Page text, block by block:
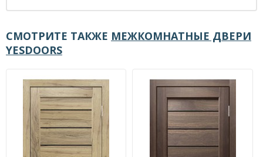
СМОТРИТЕ ТАКЖЕ МЕЖКОМНАТНЫЕ ДВЕРИ
YESDOORS